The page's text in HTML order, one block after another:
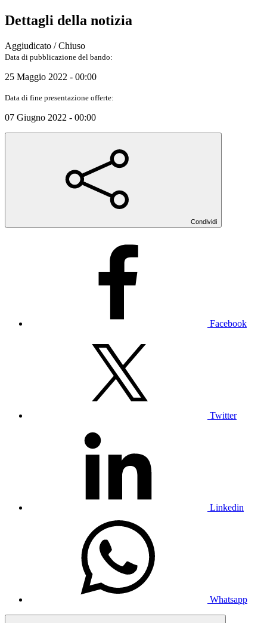
Dettagli della notizia
Aggiudicato / Chiuso
Data di pubblicazione del bando:
25 Maggio 2022 - 00:00
Data di fine presentazione offerte:
07 Giugno 2022 - 00:00
Condividi
Facebook
Twitter
Linkedin
Whatsapp